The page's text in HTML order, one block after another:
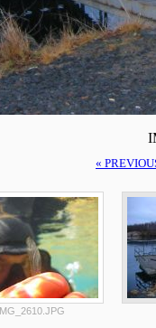
«
IMG_2610.JPG